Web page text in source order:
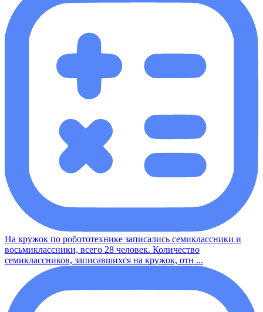
На кружок по робототехнике записались семиклассники и
восьмиклассники, всего 28 человек. Количество
семиклассников, записавшихся на кружок, отн ...